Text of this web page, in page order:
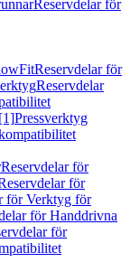
Reservdelar för
Reservdelar för
Reservdelar
Pressverktyg
Reservdelar för
för
för Verktyg för
för Handdrivna
för